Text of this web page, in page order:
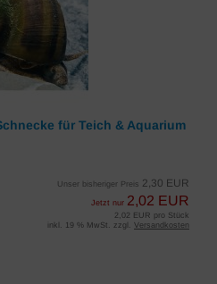
für Teich & Aquarium
Unser bisheriger Preis 2,30 EUR
Jetzt nur 2,02 EUR
2,02 EUR pro Stück
inkl. 19 % MwSt. zzgl. Versandkosten